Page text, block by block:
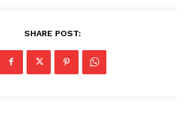
SHARE POST: